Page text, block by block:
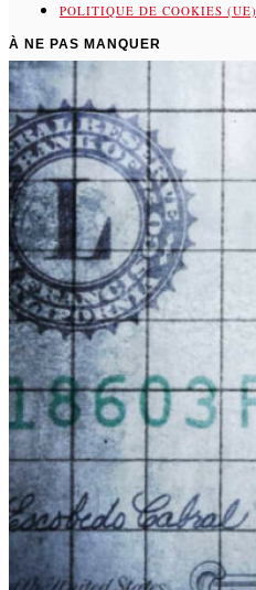
POLITIQUE DE COOKIES (UE)
À NE PAS MANQUER